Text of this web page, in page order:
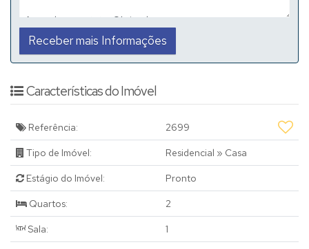
Características do Imóvel
Referência: 2699
Tipo de Imóvel: Residencial » Casa
Estágio do Imóvel: Pronto
Quartos: 2
Sala: 1